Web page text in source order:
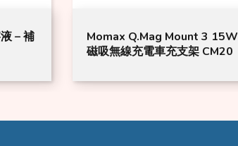
Momax Q.Mag Mount 3 15W
磁吸無線充電車充支架 CM20